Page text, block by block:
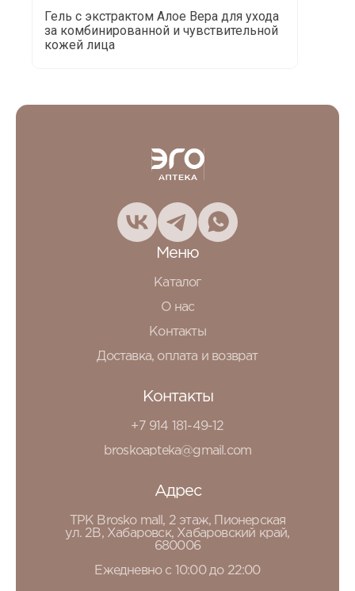
Гель с экстрактом Алое Вера для ухода
за комбинированной и чувствительной
кожей лица
Меню
Каталог
О нас
Контакты
Доставка, оплата и возврат
Контакты
+7 914 181-49-12
broskoapteka@gmail.com
Адрес
ТРК Brosko mall, 2 этаж, Пионерская
ул. 2В, Хабаровск, Хабаровский край,
680006
Ежедневно с 10:00 до 22:00